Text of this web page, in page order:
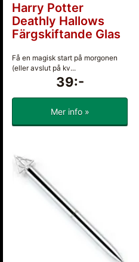
Harry Potter
Deathly Hallows
Färgskiftande Glas
Få en magisk start på morgonen
(eller avslut på kv...
39:-
Mer info »